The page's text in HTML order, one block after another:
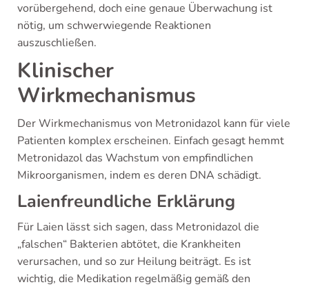
vorübergehend, doch eine genaue Überwachung ist
nötig, um schwerwiegende Reaktionen
auszuschließen.
Klinischer
Wirkmechanismus
Der Wirkmechanismus von Metronidazol kann für viele
Patienten komplex erscheinen. Einfach gesagt hemmt
Metronidazol das Wachstum von empfindlichen
Mikroorganismen, indem es deren DNA schädigt.
Laienfreundliche Erklärung
Für Laien lässt sich sagen, dass Metronidazol die
„falschen“ Bakterien abtötet, die Krankheiten
verursachen, und so zur Heilung beiträgt. Es ist
wichtig, die Medikation regelmäßig gemäß den